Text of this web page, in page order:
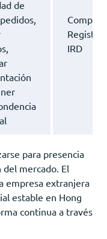
de
Registry
IRD
para presencia
mercado. El
empresa extranjera
estable en Hong
continua a través